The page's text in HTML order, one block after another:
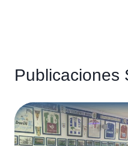
Publicaciones